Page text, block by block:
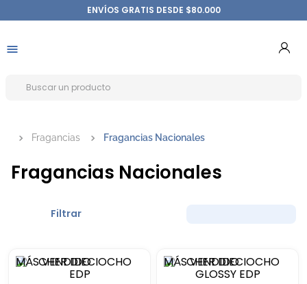
ENVÍOS GRATIS DESDE $80.000
Fragancias Fragancias Nacionales
Fragancias Nacionales
Filtrar
MÁS VENDIDO MÁS VENDIDO